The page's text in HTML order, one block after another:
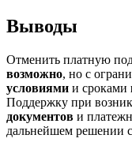
Выводы
Отменить платную
возможно, но с
условиями и сроками
Поддержку при
документов и
дальнейшем решении